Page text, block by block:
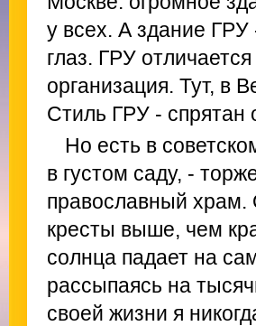
у всех. А здание ГРУ
глаз. ГРУ
организация. Тут, в
Стиль ГРУ - спрятан
Но есть в
в густом саду, -
православный храм.
кресты выше, чем
солнца падает на
рассыпаясь на
своей жизни я